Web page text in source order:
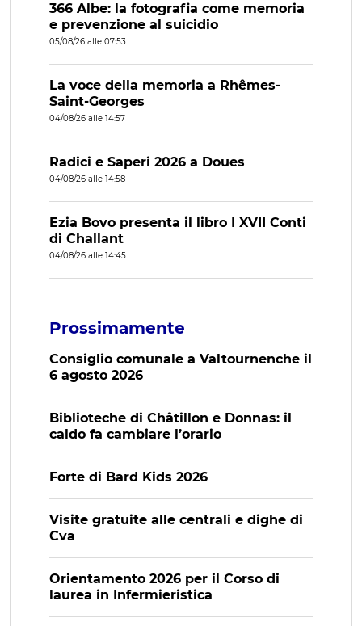
366 Albe: la fotografia come memoria
e prevenzione al suicidio
05/08/26 alle 07:53
La voce della memoria a Rhêmes-
Saint-Georges
04/08/26 alle 14:57
Radici e Saperi 2026 a Doues
04/08/26 alle 14:58
Ezia Bovo presenta il libro I XVII Conti
di Challant
04/08/26 alle 14:45
Prossimamente
Consiglio comunale a Valtournenche il
6 agosto 2026
Biblioteche di Châtillon e Donnas: il
caldo fa cambiare l’orario
Forte di Bard Kids 2026
Visite gratuite alle centrali e dighe di
Cva
Orientamento 2026 per il Corso di
laurea in Infermieristica